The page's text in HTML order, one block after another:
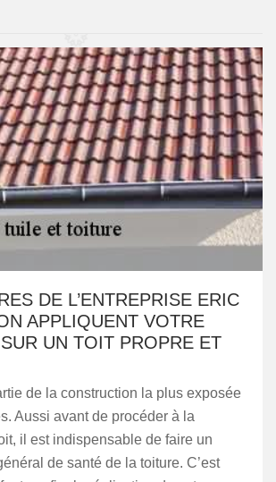
DE L’ENTREPRISE ERIC
APPLIQUENT VOTRE
UN TOIT PROPRE ET
de la construction la plus exposée
Aussi avant de procéder à la
il est indispensable de faire un
de santé de la toiture. C’est